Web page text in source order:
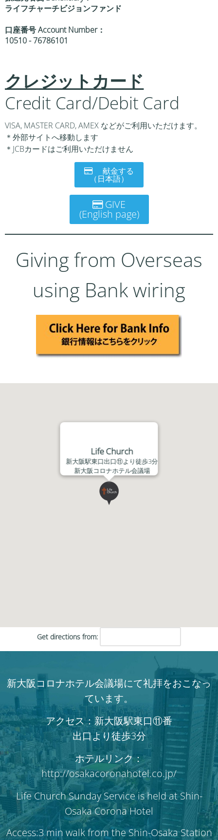
ライフチャーチビジョンファンド
口座番号 Account Number：
10510 - 76786101
クレジットカード
Credit Card/Debit Card
VISA, MASTER CARD, AMEX などがご利用いただけます。
＊外部サイトへ移動します
＊JCBカードはご利用いただけません
献金する
（日本語）
GIVE
(English page)
Giving from Overseas
using Bank wiring
Life Church
新大阪駅東口出口⑪より徒歩3分
新大阪コロナホテル会議場
Get directions from:
新大阪コロナホテル会議場にて礼拝をおこなっ
ています。
アクセス：新大阪駅東口⑪番
出口より徒歩3分
ホテルリンク：
http://osakacoronahotel.co.jp/
Life Church Sunday Service is held at Shin-
Osaka Corona Hotel
Access:3 min walk from the Shin-Osaka Station